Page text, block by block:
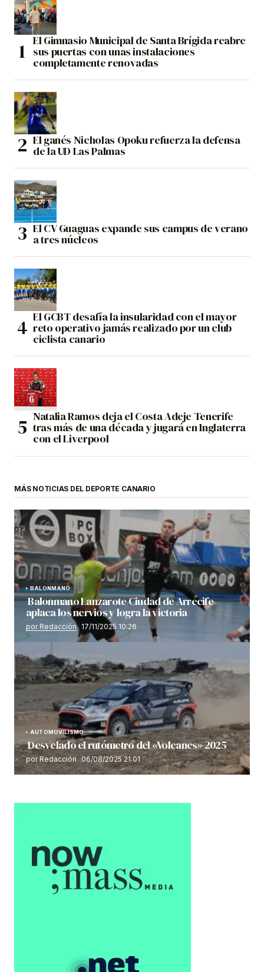
El Gimnasio Municipal de Santa Brígida reabre
sus puertas con unas instalaciones
completamente renovadas
El ganés Nicholas Opoku refuerza la defensa
de la UD Las Palmas
El CV Guaguas expande sus campus de verano
a tres núcleos
El GCBT desafía la insularidad con el mayor
reto operativo jamás realizado por un club
ciclista canario
Natalia Ramos deja el Costa Adeje Tenerife
tras más de una década y jugará en Inglaterra
con el Liverpool
MÁS NOTICIAS DEL DEPORTE CANARIO
BALONMANO
Balonmano Lanzarote Ciudad de Arrecife
aplaca los nervios y logra la victoria
por Redacción 17/11/2025 10:26
AUTOMOVILISMO
Desvelado el rutómetro del «Volcanes» 2025
por Redacción 06/08/2025 21:01